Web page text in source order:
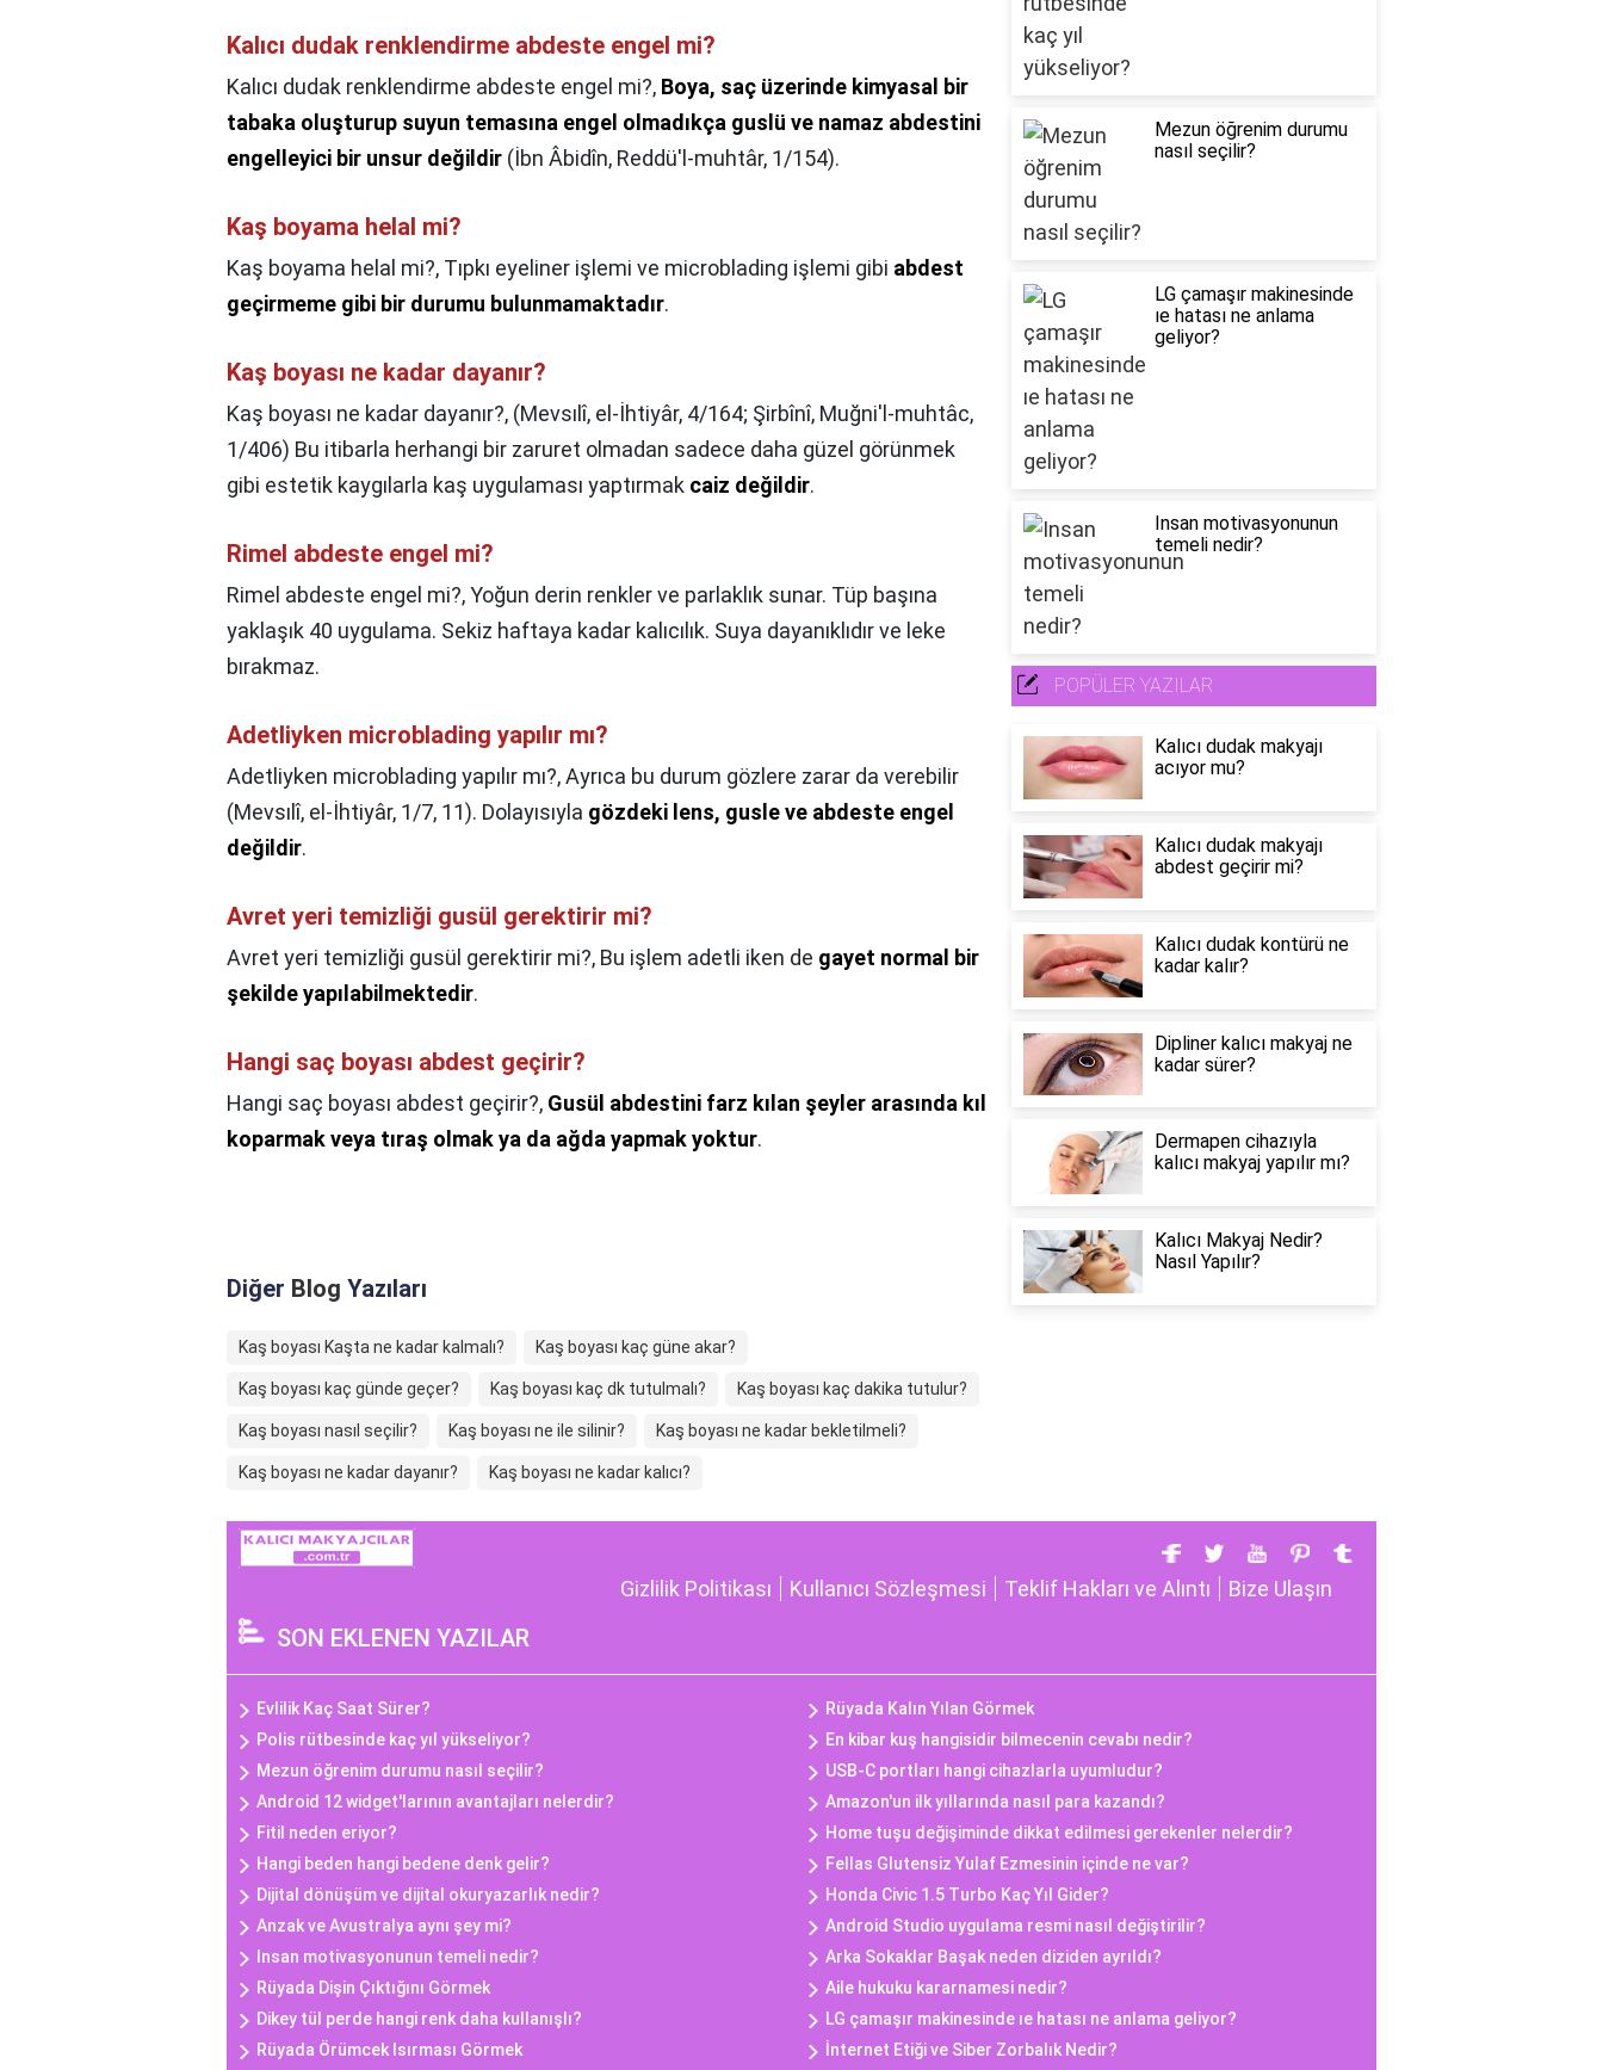
Kalıcı dudak renklendirme abdeste engel mi?
Kalıcı dudak renklendirme abdeste engel mi?, Boya, saç üzerinde kimyasal bir
tabaka oluşturup suyun temasına engel olmadıkça guslü ve namaz abdestini
engelleyici bir unsur değildir (İbn Âbidîn, Reddü'l-muhtâr, 1/154).
Kaş boyama helal mi?
Kaş boyama helal mi?, Tıpkı eyeliner işlemi ve microblading işlemi gibi abdest
geçirmeme gibi bir durumu bulunmamaktadır.
Kaş boyası ne kadar dayanır?
Kaş boyası ne kadar dayanır?, (Mevsılî, el-İhtiyâr, 4/164; Şirbînî, Muğni'l-muhtâc,
1/406) Bu itibarla herhangi bir zaruret olmadan sadece daha güzel görünmek
gibi estetik kaygılarla kaş uygulaması yaptırmak caiz değildir.
Rimel abdeste engel mi?
Rimel abdeste engel mi?,Yoğun derin renkler ve parlaklık sunar. Tüp başına
yaklaşık 40 uygulama. Sekiz haftaya kadar kalıcılık. Suya dayanıklıdır ve leke
bırakmaz.
Adetliyken microblading yapılır mı?
Adetliyken microblading yapılır mı?,Ayrıca bu durum gözlere zarar da verebilir
(Mevsılî, el-İhtiyâr, 1/7, 11). Dolayısıyla gözdeki lens, gusle ve abdeste engel
değildir.
Avret yeri temizliği gusül gerektirir mi?
Avret yeri temizliği gusül gerektirir mi?, Bu işlem adetli iken de gayet normal bir
şekilde yapılabilmektedir.
Hangi saç boyası abdest geçirir?
Hangi saç boyası abdest geçirir?, Gusül abdestini farz kılan şeyler arasında kıl
koparmak veya tıraş olmak ya da ağda yapmak yoktur.
Diğer Blog Yazıları
Kaş boyası Kaşta ne kadar kalmalı? Kaş boyası kaç güne akar?
Kaş boyası kaç günde geçer? Kaş boyası kaç dk tutulmalı? Kaş boyası kaç dakika tutulur?
Kaş boyası nasıl seçilir? Kaş boyası ne ile silinir? Kaş boyası ne kadar bekletilmeli?
Kaş boyası ne kadar dayanır? Kaş boyası ne kadar kalıcı?
Mezun öğrenim durumu
nasıl seçilir?
LG çamaşır makinesinde
ıe hatası ne anlama
geliyor?
Insan motivasyonunun
temeli nedir?
POPÜLER YAZILAR
Kalıcı dudak makyajı
acıyor mu?
Kalıcı dudak makyajı
abdest geçirir mi?
Kalıcı dudak kontürü ne
kadar kalır?
Dipliner kalıcı makyaj ne
kadar sürer?
Dermapen cihazıyla
kalıcı makyaj yapılır mı?
Kalıcı Makyaj Nedir?
Nasıl Yapılır?
Gizlilik Politikası Kullanıcı Sözleşmesi Teklif Hakları ve Alıntı Bize Ulaşın
SON EKLENEN YAZILAR
Evlilik Kaç Saat Sürer?
Rüyada Kalın Yılan Görmek
Polis rütbesinde kaç yıl yükseliyor?
En kibar kuş hangisidir bilmecenin cevabı nedir?
Mezun öğrenim durumu nasıl seçilir?
USB-C portları hangi cihazlarla uyumludur?
Android 12 widget'larının avantajları nelerdir?
Amazon'un ilk yıllarında nasıl para kazandı?
Fitil neden eriyor?
Home tuşu değişiminde dikkat edilmesi gerekenler nelerdir?
Hangi beden hangi bedene denk gelir?
Fellas Glutensiz Yulaf Ezmesinin içinde ne var?
Dijital dönüşüm ve dijital okuryazarlık nedir?
Honda Civic 1.5 Turbo Kaç Yıl Gider?
Anzak ve Avustralya aynı şey mi?
Android Studio uygulama resmi nasıl değiştirilir?
Insan motivasyonunun temeli nedir?
Arka Sokaklar Başak neden diziden ayrıldı?
Rüyada Dişin Çıktığını Görmek
Aile hukuku kararnamesi nedir?
Dikey tül perde hangi renk daha kullanışlı?
LG çamaşır makinesinde ıe hatası ne anlama geliyor?
Rüyada Örümcek Isırması Görmek
İnternet Etiği ve Siber Zorbalık Nedir?